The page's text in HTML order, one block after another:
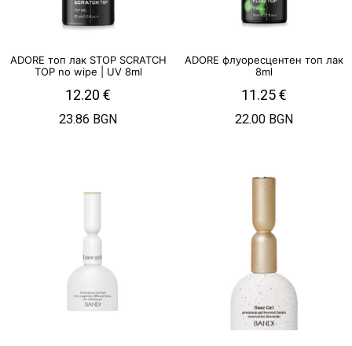
ADORE топ лак STOP SCRATCH
TOP no wipe | UV 8ml
12.20 €
23.86 BGN
ADORE флуоресцентен топ лак
8ml
11.25€
22.00 BGN